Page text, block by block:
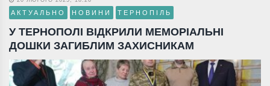
АКТУАЛЬНО НОВИНИ ТЕРНОПІЛЬ
У ТЕРНОПОЛІ ВІДКРИЛИ МЕМОРІАЛЬНІ
ДОШКИ ЗАГИБЛИМ ЗАХИСНИКАМ